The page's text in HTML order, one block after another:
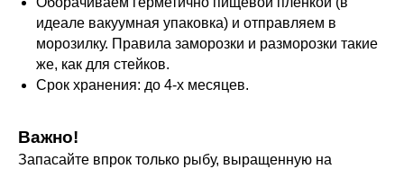
идеале вакуумная упаковка) и отправляем в
морозилку. Правила заморозки и разморозки такие
же, как для стейков.
Срок хранения: до 4-х месяцев.
Важно!
Запасайте впрок только рыбу, выращенную на